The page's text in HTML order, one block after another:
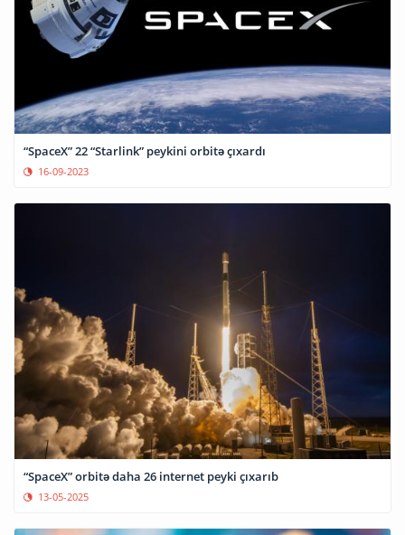
“SpaceX” 22 “Starlink” peykini orbitə çıxardı
16-09-2023
“SpaceX” orbitə daha 26 internet peyki çıxarıb
13-05-2025